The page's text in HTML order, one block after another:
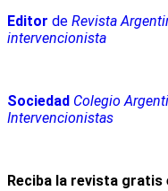
Editor de Revista
intervencionista
Sociedad Colegio
Intervencionistas
Reciba la revista gratis